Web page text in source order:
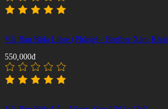
Vải Bàn Bida Libre (Phăng) - Brother Xám Khói
550,000đ